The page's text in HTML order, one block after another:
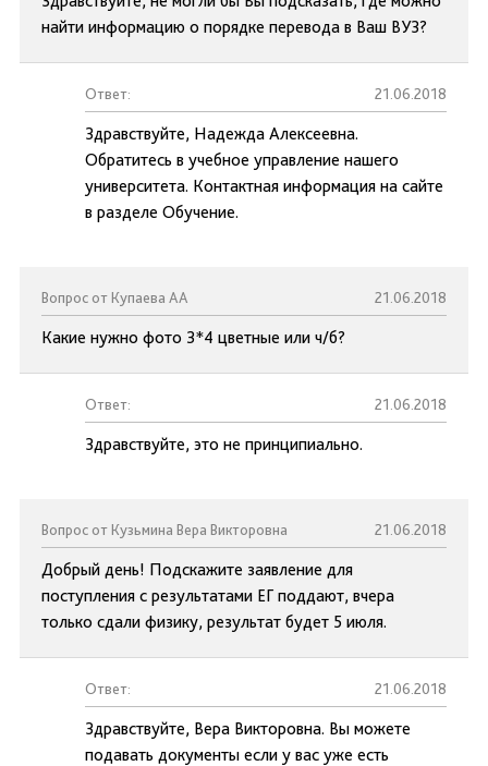
найти информацию о порядке перевода в Ваш ВУЗ?
Ответ: 21.06.2018
Здравствуйте, Надежда Алексеевна.
Обратитесь в учебное управление нашего
университета. Контактная информация на сайте
в разделе Обучение.
Вопрос от Купаева АА 21.06.2018
Какие нужно фото 3*4 цветные или ч/б?
Ответ: 21.06.2018
Здравствуйте, это не принципиально.
Вопрос от Кузьмина Вера Викторовна 21.06.2018
Добрый день! Подскажите заявление для
поступления с результатами ЕГ поддают, вчера
только сдали физику, результат будет 5 июля.
Ответ: 21.06.2018
Здравствуйте, Вера Викторовна. Вы можете
подавать документы если у вас уже есть